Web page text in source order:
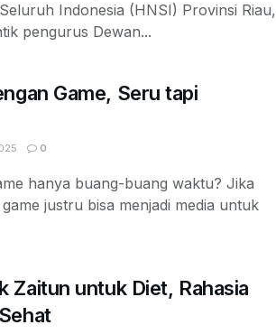
Indonesia (HNSI) Provinsi Riau,
pengurus Dewan...
Game, Seru tapi
0
hanya buang-buang waktu? Jika
justru bisa menjadi media untuk
Zaitun untuk Diet, Rahasia